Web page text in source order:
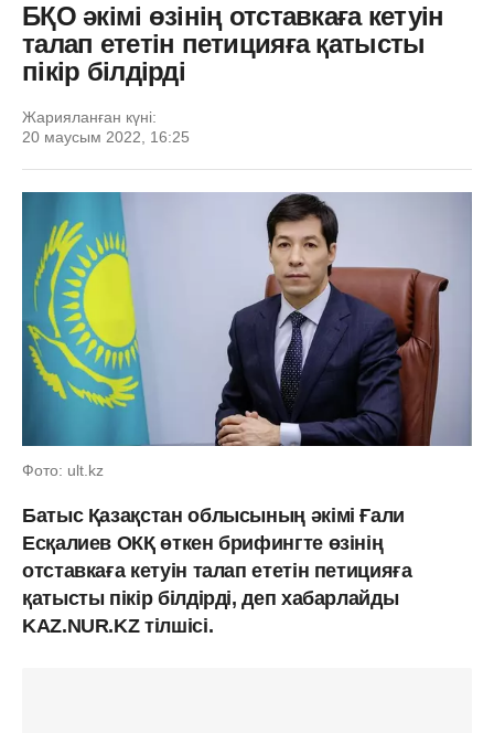
БҚО әкімі өзінің отставкаға кетуін
талап ететін петицияға қатысты
пікір білдірді
Жарияланған күні:
20 маусым 2022, 16:25
Фото: ult.kz
Батыс Қазақстан облысының әкімі Ғали
Есқалиев ОКҚ өткен брифингте өзінің
отставкаға кетуін талап ететін петицияға
қатысты пікір білдірді, деп хабарлайды
KAZ.NUR.KZ тілшісі.